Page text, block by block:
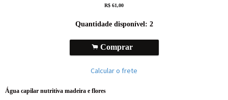
R$ 61,00
Quantidade disponível: 2
.Comprar
Calcular o frete
Água capilar nutritiva madeira e flores